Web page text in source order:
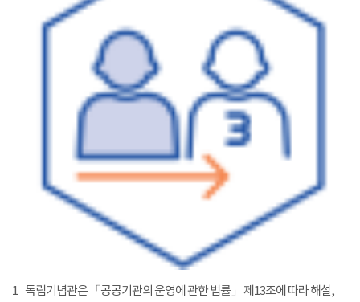
1 독립기념관은 「공공기관의 운영에 관한 법률」 제13조에 따라 해설,